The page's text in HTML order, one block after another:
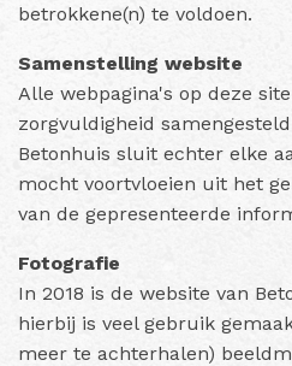
betrokkene(n) te voldoen.
Samenstelling website
Alle webpagina's op deze
zorgvuldigheid
Betonhuis sluit echter elke
mocht voortvloeien uit het
van de gepresenteerde
Fotografie
In 2018 is de website van
hierbij is veel gebruik
meer te achterhalen)